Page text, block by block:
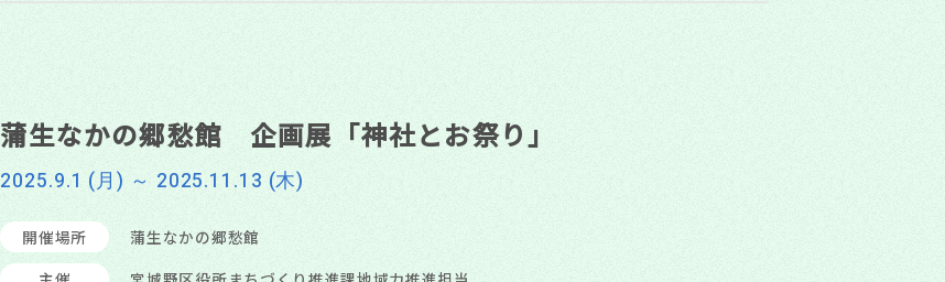
蒲生なかの郷愁館 企画展「神社とお祭り」
2025.9.1 (月) ～ 2025.11.13 (木)
開催場所
蒲生なかの郷愁館